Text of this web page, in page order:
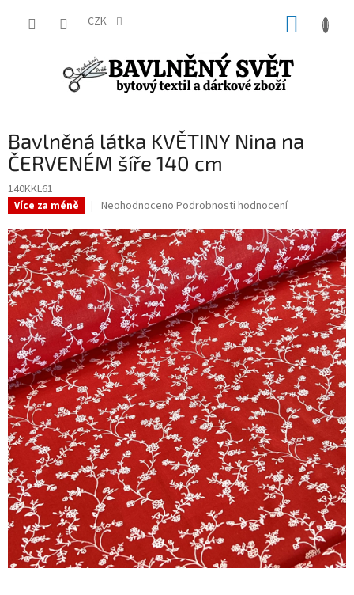
CZK
Bavlněná látka KVĚTINY Nina na
ČERVENÉM šíře 140 cm
140KKL61
Více za méně
Průměrné
produktu
je
0,0
z
5
hvězdiček.
Neohodnoceno Podrobnosti hodnocení